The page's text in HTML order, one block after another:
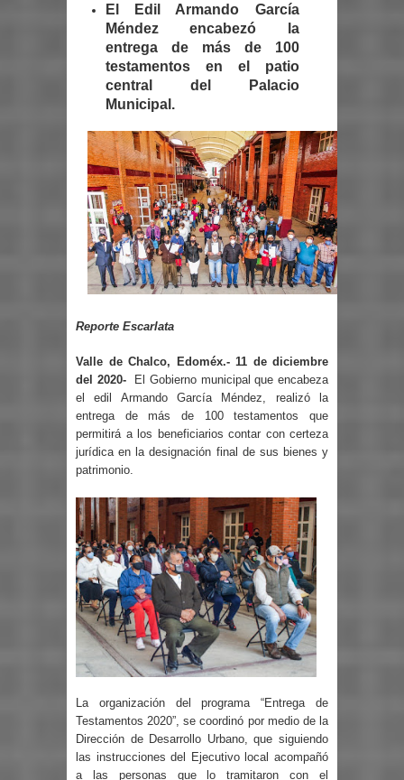
El Edil Armando García
Méndez encabezó la
entrega de más de 100
testamentos en el patio
central del Palacio
Municipal.
Reporte Escarlata
Valle de Chalco, Edoméx.- 11 de diciembre
del 2020-
El Gobierno municipal que encabeza
el edil Armando García Méndez, realizó la
entrega de más de 100 testamentos que
permitirá a los beneficiarios contar con certeza
jurídica en la designación final de sus bienes y
patrimonio.
La organización del programa “Entrega de
Testamentos 2020”, se coordinó por medio de la
Dirección de Desarrollo Urbano, que siguiendo
las instrucciones del Ejecutivo local acompañó
a las personas que lo tramitaron con el